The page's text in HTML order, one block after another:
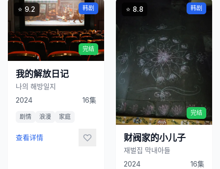
立
即
观
看
⭐ 9.2 韩剧
完结
我的解放日记
나의 해방일지
2024
16集
剧情 浪漫 家庭
查看详情
看
⭐ 8.8 韩剧
完结
财阀家的小儿子
재벌집 막내아들
2024
16集